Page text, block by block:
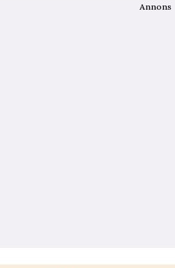
Annons